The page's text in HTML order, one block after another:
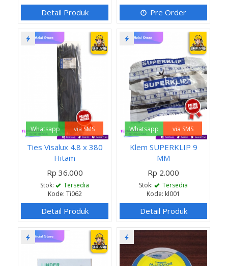
Detail Produk Pre Order
Whatsapp via SMS
Ties Visalux 4.8 x 380
Hitam
Rp 36.000
Stok:
Tersedia
Kode: Ti062
Detail Produk
Whatsapp via SMS
Klem SUPERKLIP 9
MM
Rp 2.000
Stok:
Tersedia
Kode: kl001
Detail Produk